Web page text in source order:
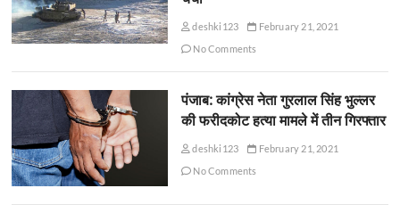
deshki123
February 21, 2021
No Comments
पंजाब: कांग्रेस नेता गुरलाल सिंह भुल्लर
की फरीदकोट हत्या मामले में तीन गिरफ्तार
deshki123
February 21, 2021
No Comments